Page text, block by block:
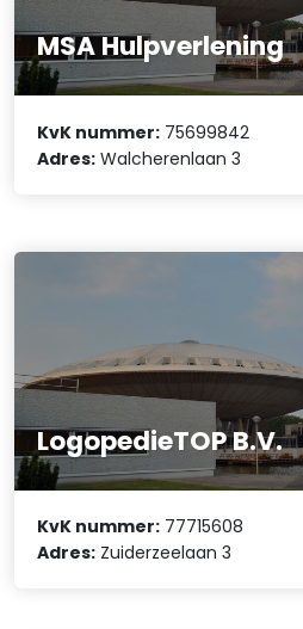
MSA Hulpverlening
KvK nummer: 75699842
Adres: Walcherenlaan 3
LogopedieTOP B.V.
KvK nummer: 77715608
Adres: Zuiderzeelaan 3